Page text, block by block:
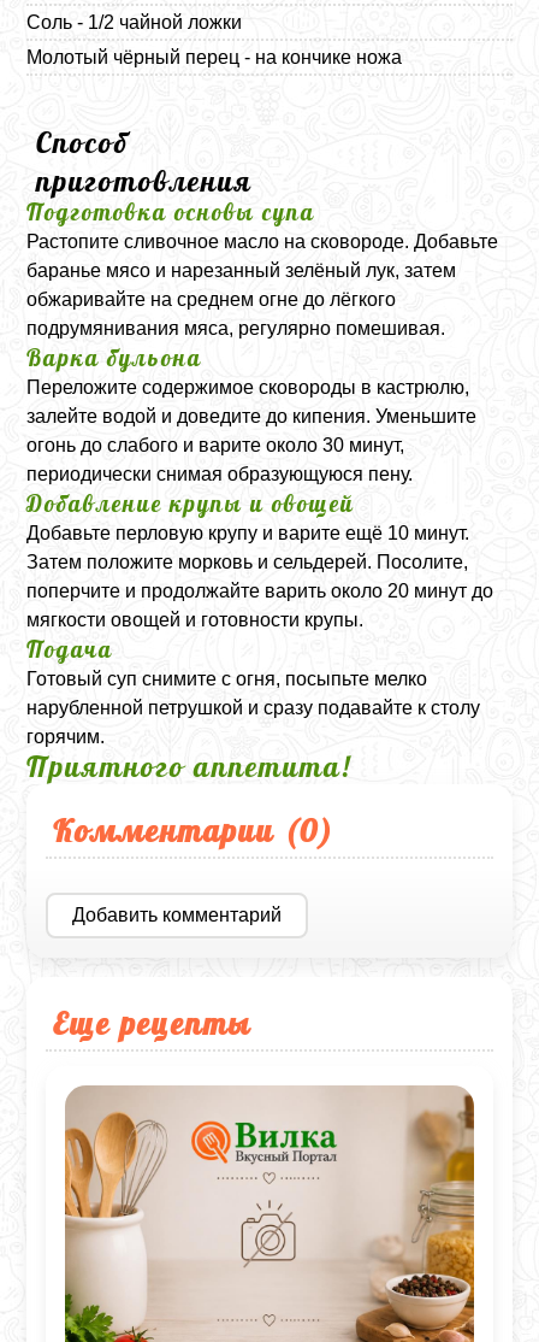
Соль - 1/2 чайной ложки
Молотый чёрный перец - на кончике ножа
Способ
приготовления
Подготовка основы супа
Растопите сливочное масло на сковороде. Добавьте
баранье мясо и нарезанный зелёный лук, затем
обжаривайте на среднем огне до лёгкого
подрумянивания мяса, регулярно помешивая.
Варка бульона
Переложите содержимое сковороды в кастрюлю,
залейте водой и доведите до кипения. Уменьшите
огонь до слабого и варите около 30 минут,
периодически снимая образующуюся пену.
Добавление крупы и овощей
Добавьте перловую крупу и варите ещё 10 минут.
Затем положите морковь и сельдерей. Посолите,
поперчите и продолжайте варить около 20 минут до
мягкости овощей и готовности крупы.
Подача
Готовый суп снимите с огня, посыпьте мелко
нарубленной петрушкой и сразу подавайте к столу
горячим.
Приятного аппетита!
Комментарии (0)
Добавить комментарий
Еще рецепты